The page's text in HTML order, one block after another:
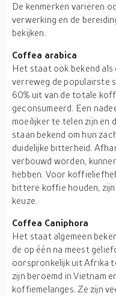
De kenmerken variëren
verwerking en de
bekijken.
Coffea arabica
Het staat ook bekend
verreweg de populairste
60% uit van de totale
geconsumeerd. Een
moeilijker te telen zijn en
staan bekend om hun
duidelijke bitterheid.
verbouwd worden,
hebben. Voor
bittere koffie houden,
keuze.
Coffea Caniphora
Het staat algemeen
de op één na meest
oorspronkelijk uit Afrika
zijn beroemd in Vietnam
koffiemelanges. Ze zijn